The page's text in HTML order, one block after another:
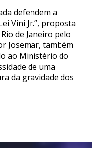
defendem a
Vini Jr.”, proposta
de Janeiro pelo
Josemar, também
ao Ministério do
de uma
da gravidade dos